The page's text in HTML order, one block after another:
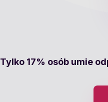
Tylko 17% osób umie